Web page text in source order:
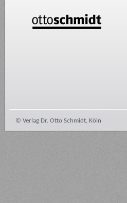
© Verlag Dr. Otto Schmidt, Köln